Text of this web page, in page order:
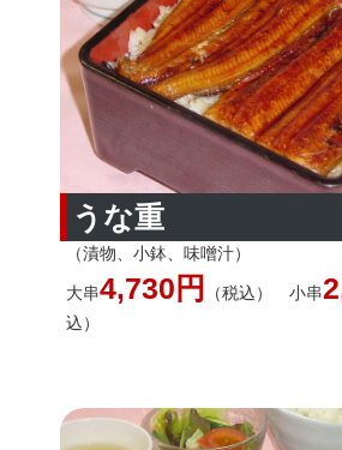
うな重
（漬物、小鉢、味噌汁）
大串4,730円 （税込） 小串
込）